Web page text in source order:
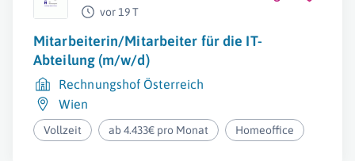
vor 19 T
Mitarbeiterin/Mitarbeiter für die IT-
Abteilung (m/w/d)
Rechnungshof Österreich
Wien
Vollzeit ab 4.433€ pro Monat Homeoffice